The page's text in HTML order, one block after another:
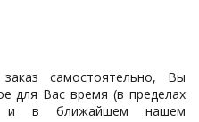
самостоятельно, Вы
для Вас время (в пределах
и в ближайшем нашем